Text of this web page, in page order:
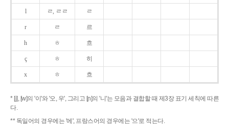
l ㄹ, ㄹㄹ ㄹ
r ㄹ 르
h ㅎ 흐
ç ㅎ 히
x ㅎ 흐
* [j], [w]의 '이'와 '오, 우', 그리고 [ɲ]의 '니'는 모음과 결합할 때 제3장 표기 세칙에 따른
다.
** 독일어의 경우에는 '에', 프랑스어의 경우에는 '으'로 적는다.